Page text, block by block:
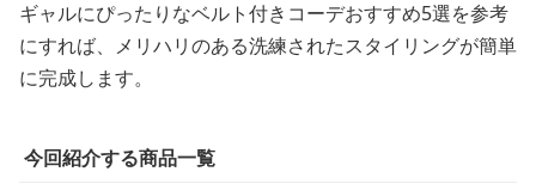
ギャルにぴったりなベルト付きコーデおすすめ5選を参考
にすれば、メリハリのある洗練されたスタイリングが簡単
に完成します。
今回紹介する商品一覧